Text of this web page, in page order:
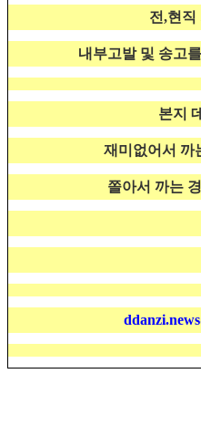
전,현직
내부고발 및 송고
본지
재미없어서 까
쫄아서 까는